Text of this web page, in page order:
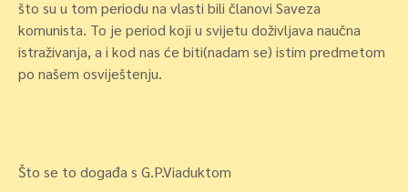
što su u tom periodu na vlasti bili članovi Saveza
komunista. To je period koji u svijetu doživljava naučna
istraživanja, a i kod nas će biti(nadam se) istim predmetom
po našem osviještenju.
Što se to događa s G.P.Viaduktom